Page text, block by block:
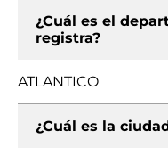
¿Cuál es el
registra?
ATLANTICO
¿Cuál es la